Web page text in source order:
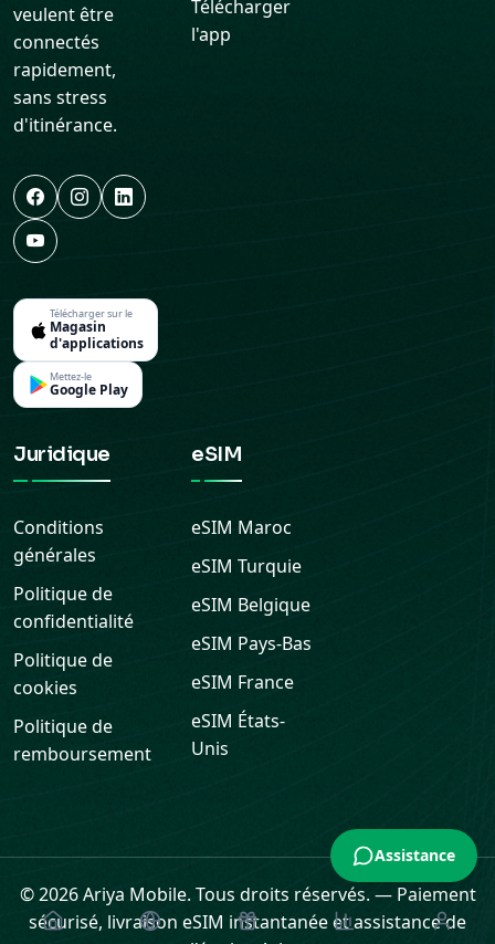
veulent être
connectés
rapidement,
sans stress
d'itinérance.
Télécharger sur le
Magasin
d'applications
Mettez-le
Google Play
Télécharger
l'app
Juridique
Conditions
générales
Politique de
confidentialité
Politique de
cookies
Politique de
remboursement
eSIM
eSIM Maroc
eSIM Turquie
eSIM Belgique
eSIM Pays-Bas
eSIM France
eSIM États-
Unis
© 2026 Ariya Mobile. Tous droits réservés. — Paiement
sécurisé, livraison eSIM instantanée et assistance de
Assistance